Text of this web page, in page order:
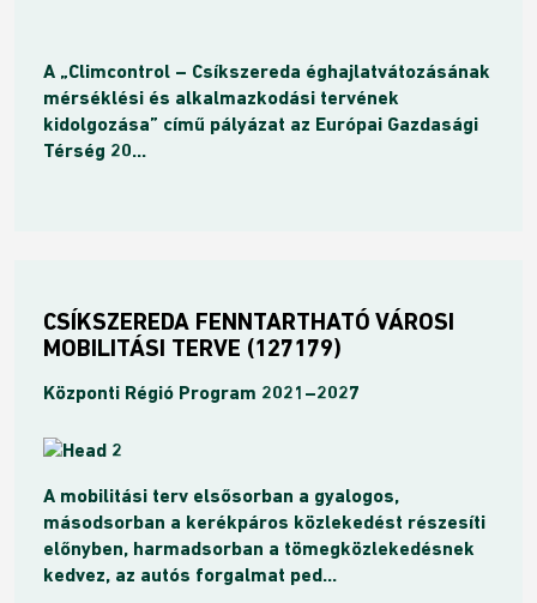
A „Climcontrol – Csíkszereda éghajlatvátozásának
mérséklési és alkalmazkodási tervének
kidolgozása” című pályázat az Európai Gazdasági
Térség 20...
CSÍKSZEREDA FENNTARTHATÓ VÁROSI
MOBILITÁSI TERVE (127179)
Központi Régió Program 2021–2027
A mobilitási terv elsősorban a gyalogos,
másodsorban a kerékpáros közlekedést részesíti
előnyben, harmadsorban a tömegközlekedésnek
kedvez, az autós forgalmat ped...